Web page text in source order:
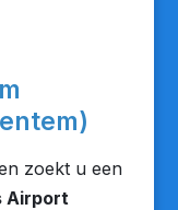
zoekt u een
Airport